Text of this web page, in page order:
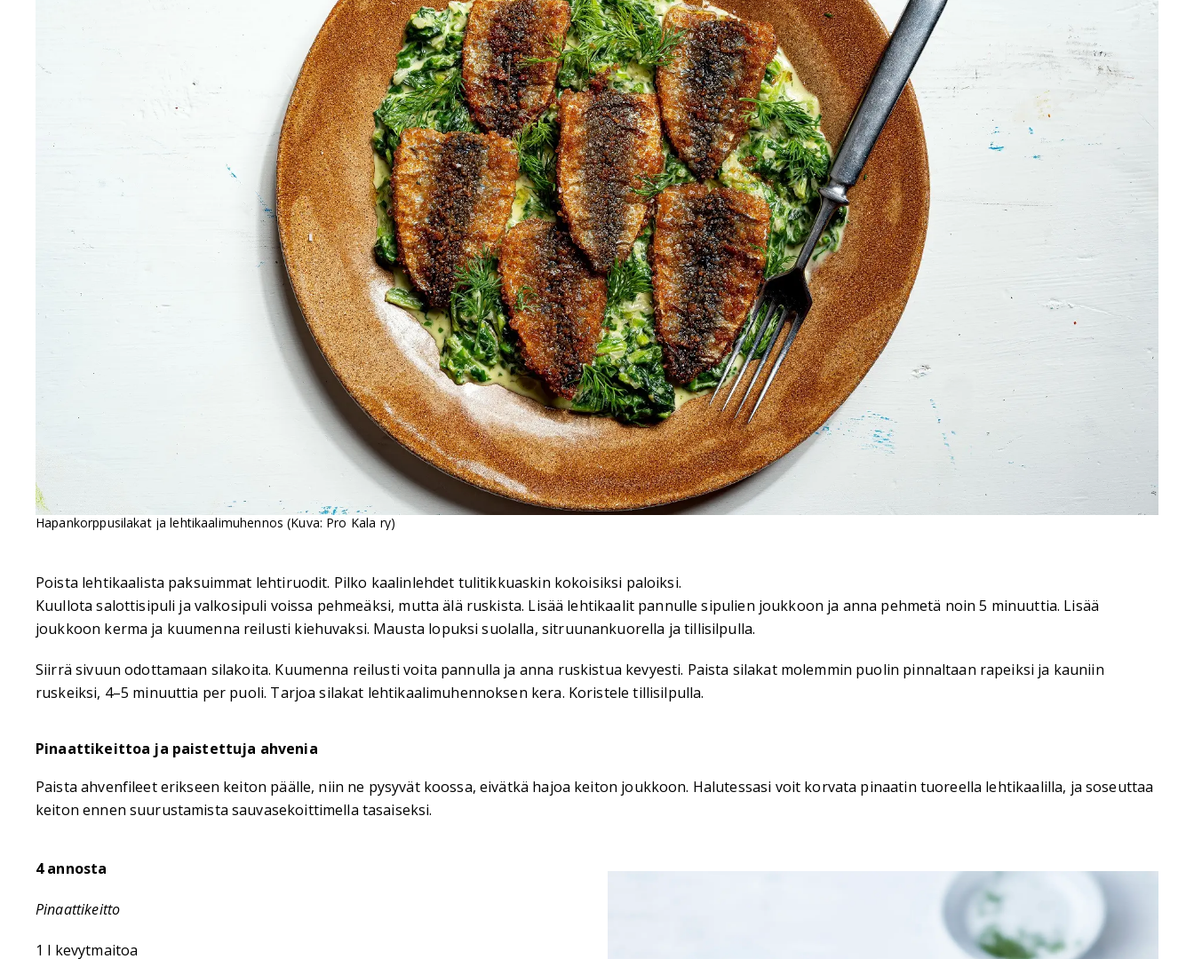
Hapankorppusilakat ja lehtikaalimuhennos (Kuva: Pro Kala ry)
Poista lehtikaalista paksuimmat lehtiruodit. Pilko kaalinlehdet tulitikkuaskin kokoisiksi paloiksi.
Kuullota salottisipuli ja valkosipuli voissa pehmeäksi, mutta älä ruskista. Lisää lehtikaalit pannulle sipulien joukkoon ja anna pehmetä noin 5 minuuttia. Lisää
joukkoon kerma ja kuumenna reilusti kiehuvaksi. Mausta lopuksi suolalla, sitruunankuorella ja tillisilpulla.
Siirrä sivuun odottamaan silakoita. Kuumenna reilusti voita pannulla ja anna ruskistua kevyesti. Paista silakat molemmin puolin pinnaltaan rapeiksi ja kauniin
ruskeiksi, 4–5 minuuttia per puoli. Tarjoa silakat lehtikaalimuhennoksen kera. Koristele tillisilpulla.
Pinaattikeittoa ja paistettuja ahvenia
Paista ahvenfileet erikseen keiton päälle, niin ne pysyvät koossa, eivätkä hajoa keiton joukkoon. Halutessasi voit korvata pinaatin tuoreella lehtikaalilla, ja soseuttaa
keiton ennen suurustamista sauvasekoittimella tasaiseksi.
4 annosta
Pinaattikeitto
1 l kevytmaitoa